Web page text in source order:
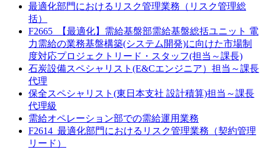
最適化部門におけるリスク管理業務（リスク管理総
括）
F2665_【最適化】需給基盤部需給基盤総括ユニット 電
力需給の業務基盤構築(システム開発)に向けた市場制
度対応プロジェクトリード・スタッフ(担当～課長)
石炭設備スペシャリスト(E&Cエンジニア）担当～課長
代理
保全スペシャリスト(東日本支社 設計積算)担当～課長
代理級
需給オペレーション部での需給運用業務
F2614_最適化部門におけるリスク管理業務（契約管理
リード）